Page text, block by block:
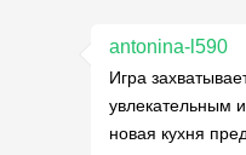
antonina-l590
Игра
увлекательным
новая кухня